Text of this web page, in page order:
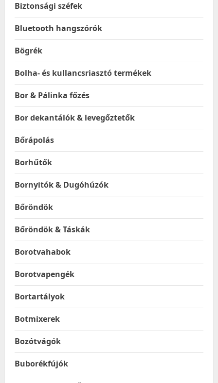
Biztonsági széfek
Bluetooth hangszórók
Bögrék
Bolha- és kullancsriasztó termékek
Bor & Pálinka főzés
Bor dekantálók & levegőztetők
Bőrápolás
Borhűtők
Bornyitók & Dugóhúzók
Bőröndök
Bőröndök & Táskák
Borotvahabok
Borotvapengék
Bortartályok
Botmixerek
Bozótvágók
Buborékfújók